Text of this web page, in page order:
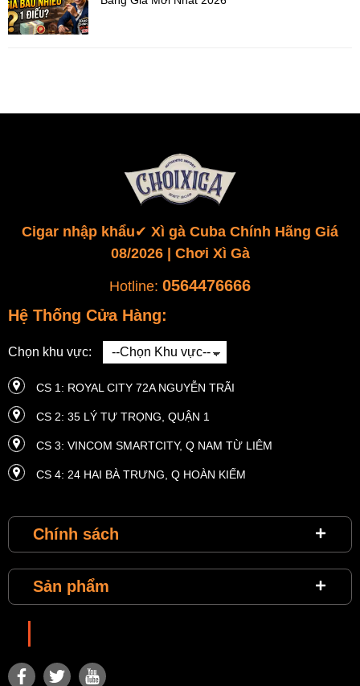
Cigar nhập khẩu✔️ Xì gà Cuba Chính Hãng Giá
08/2026 | Chơi Xì Gà
Hotline: 0564476666
Hệ Thống Cửa Hàng:
Chọn khu vực:
CS 1: ROYAL CITY 72A NGUYỄN TRÃI
CS 2: 35 LÝ TỰ TRỌNG, QUẬN 1
CS 3: VINCOM SMARTCITY, Q NAM TỪ LIÊM
CS 4: 24 HAI BÀ TRƯNG, ​​Q HOÀN KIẾM
CS 6: MASTERI THẢO ĐIỀN, P THẢO ĐIỀN, QUẬN 2
CS 8: VINHOMES METROPOLIS 29 LIỄU GIAI
CS 11: SUNRISE CITY, P TÂN HƯNG, QUẬN 7
Chính sách
Sản phẩm